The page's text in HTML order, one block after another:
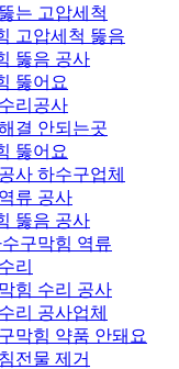
는 고압세척
고압세척 뚫음
뚫음 공사
뚫어요
리공사
결 안되는곳
뚫어요
사 하수구업체
류 공사
뚫음 공사
구막힘 역류
리
힘 수리 공사
리 공사업체
막힘 약품 안돼요
전물 제거